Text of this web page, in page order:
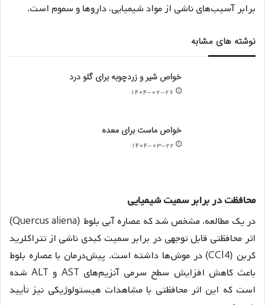
برابر آسیب‌های ناشی از مواد شیمیایی، داروها و سموم است.
نوشته های مشابه
خواص شیر و زردچوبه برای گلو درد
۱۴۰۴-۰۲-۲۶
خواص ماست برای معده
۱۴۰۴-۰۳-۲۲
محافظتدربرابرسمیتشیمیایی
در یک مطالعه، مشخص شد که عصاره آبی بلوط (Quercus aliena)
اثر محافظتی قابل توجهی در برابر سمیت کبدی ناشی از تتراکلرید
کربن (CCl4) در موش‌ها داشته است. پیش‌درمان با عصاره بلوط
باعث کاهش افزایش سطح سرمی آنزیم‌های AST و ALT شده
است که این اثر محافظتی با مشاهدات هیستولوژیکی نیز تأیید